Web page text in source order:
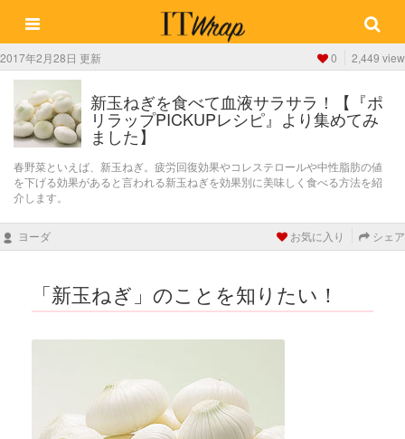
2017年2月28日 更新 0 2,449 view
新玉ねぎを食べて血液サラサラ！【『ポ
リラップPICKUPレシピ』より集めてみ
ました】
春野菜といえば、新玉ねぎ。疲労回復効果やコレステロールや中性脂肪の値
を下げる効果があると言われる新玉ねぎを効果別に美味しく食べる方法を紹
介します。
ヨーダ お気に入り シェア
「新玉ねぎ」のことを知りたい！